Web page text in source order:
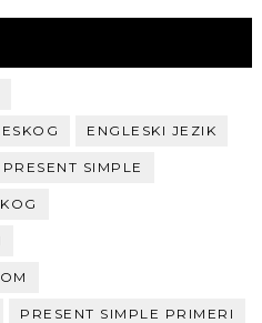
ENGLESKI JEZIK
PRESENT SIMPLE
PRESENT SIMPLE PRIMERI